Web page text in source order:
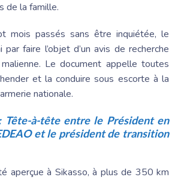
de la famille.
mois passés sans être inquiétée, le
faire l’objet d’un avis de recherche
Le document appelle toutes
et la conduire sous escorte à la
nationale.
Tête-à-tête entre le Président en
et le président de transition
aperçue à Sikasso, à plus de 350 km